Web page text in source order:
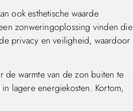
ook esthetische waarde
zonweringoplossing vinden die
privacy en veiligheid, waardoor
de warmte van de zon buiten te
lagere energiekosten. Kortom,